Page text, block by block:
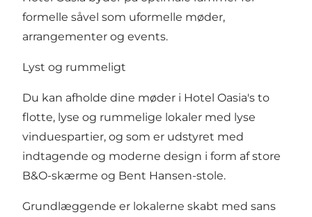
formelle såvel som uformelle møder,
arrangementer og events.
Lyst og rummeligt
Du kan afholde dine møder i Hotel Oasia's to
flotte, lyse og rummelige lokaler med lyse
vinduespartier, og som er udstyret med
indtagende og moderne design i form af store
B&O-skærme og Bent Hansen-stole.
Grundlæggende er lokalerne skabt med sans